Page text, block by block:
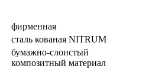
фирменная
сталь кованая NITRUM
бумажно-слоистый
композитный материал